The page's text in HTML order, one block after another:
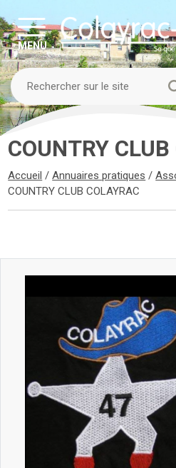
MENU
COUNTRY
Accueil /Annuaires pratiques /
COUNTRY CLUB COLAYRAC